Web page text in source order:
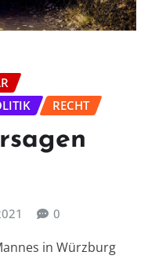
RECHT
0
in Würzburg